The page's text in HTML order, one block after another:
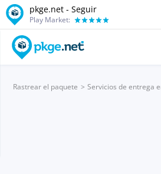
pkge.net - Seguir
Play Market:
Rastrear el paquete Servicios de entrega